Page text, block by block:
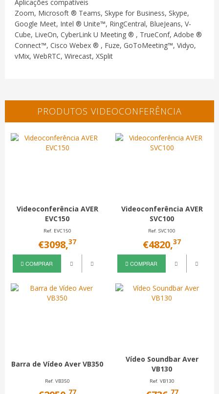
Aplicações compatíveis
Zoom, Microsoft ® Teams, Skype for Business, Skype,
Google Meet, Intel ® Unite™, RingCentral, BlueJeans, V-
Cube, LiveOn, CyberLink U Meeting ® , TrueConf, Adobe ®
Connect™, Cisco Webex ® , Fuze, GoToMeeting™, Vidyo,
vMix, WebRTC, Wirecast, XSplit
PRODUTOS VIDEOCONFERÊNCIA
Videoconferência AVER
EVC150
Ref. EVC150
€3098,37
COMPRAR
Videoconferência AVER
SVC100
Ref. SVC100
€4820,37
COMPRAR
Barra de Vídeo Aver VB350
Ref. VB350
77
Vídeo Soundbar Aver
VB130
Ref. VB130
77